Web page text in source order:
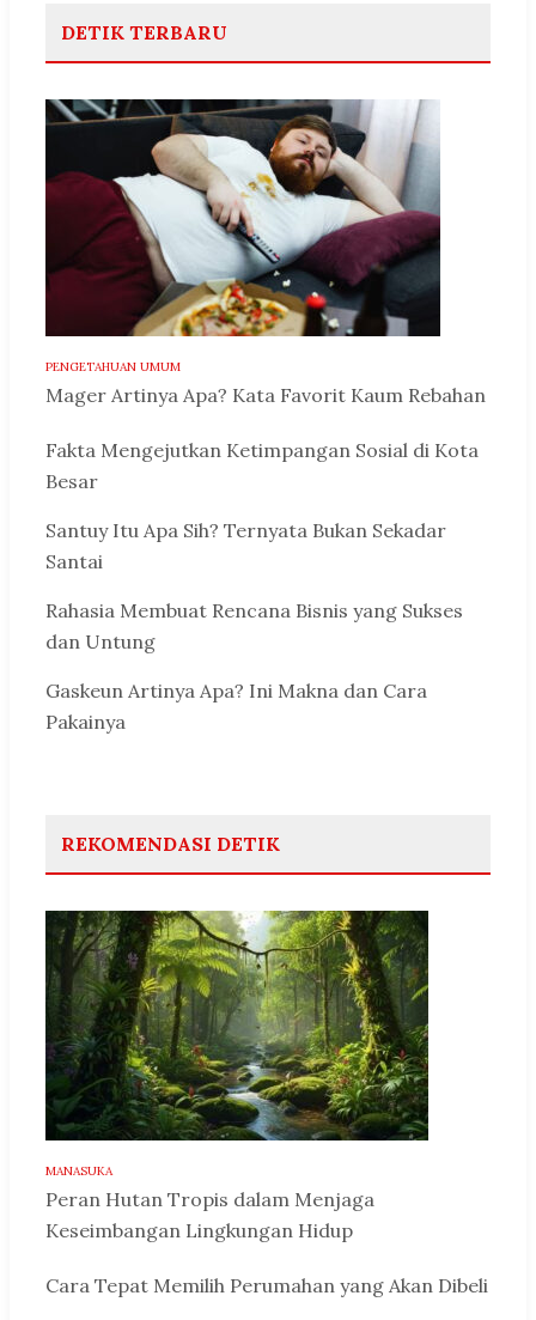
DETIK TERBARU
PENGETAHUAN UMUM
Mager Artinya Apa? Kata Favorit Kaum Rebahan
Fakta Mengejutkan Ketimpangan Sosial di Kota
Besar
Santuy Itu Apa Sih? Ternyata Bukan Sekadar
Santai
Rahasia Membuat Rencana Bisnis yang Sukses
dan Untung
Gaskeun Artinya Apa? Ini Makna dan Cara
Pakainya
REKOMENDASI DETIK
MANASUKA
Peran Hutan Tropis dalam Menjaga
Keseimbangan Lingkungan Hidup
Cara Tepat Memilih Perumahan yang Akan Dibeli